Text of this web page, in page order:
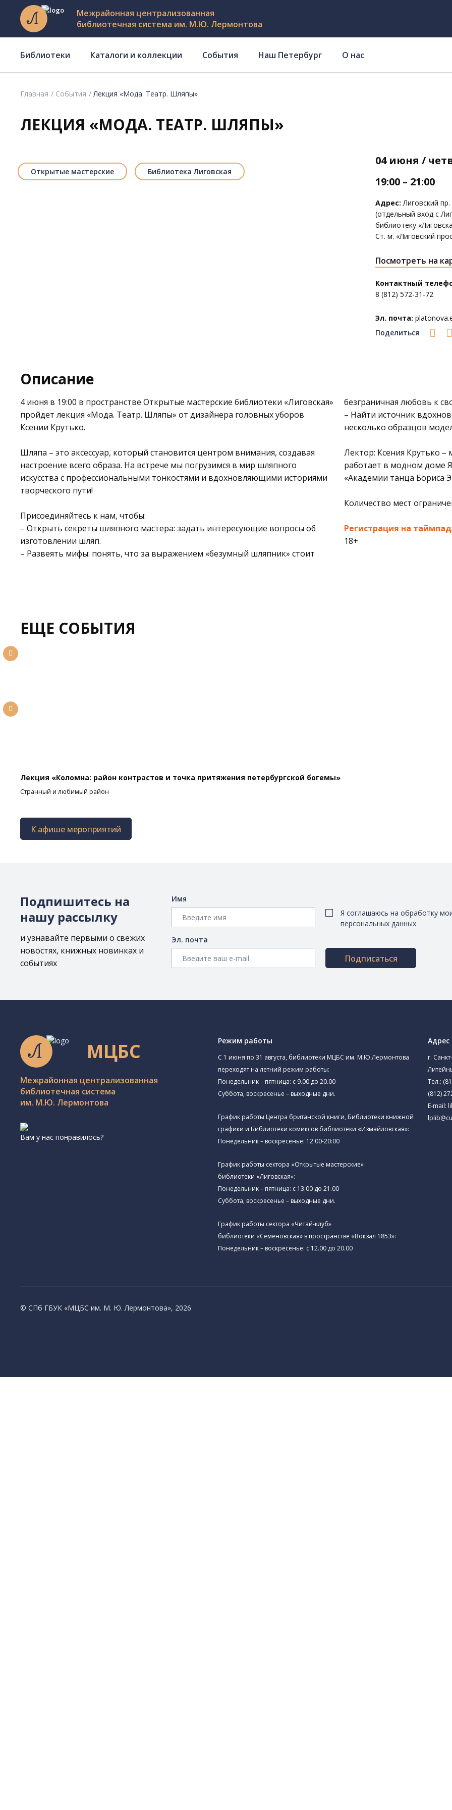
Межрайонная централизованная
библиотечная система им. М.Ю. Лермонтова
Библиотеки Каталоги и коллекции События Наш Петербург О нас
Главная События Лекция «Мода. Театр. Шляпы»
ЛЕКЦИЯ «МОДА. ТЕАТР. ШЛЯПЫ»
Открытые мастерские Библиотека Лиговская
04 июня /
19:00 – 21:00
Адрес: Лиговский пр.
(отдельный вход с
библиотеку
Ст. м. «Лиговский
Посмотреть на
Контактный
8 (812) 572-31-72
Эл. почта:
Поделиться
Описание
4 июня в 19:00 в пространстве Открытые мастерские библиотеки «Лиговская»
пройдет лекция «Мода. Театр. Шляпы» от дизайнера головных уборов
Ксении Крутько.
Шляпа – это аксессуар, который становится центром внимания, создавая
настроение всего образа. На встрече мы погрузимся в мир шляпного
искусства с профессиональными тонкостями и вдохновляющими историями
творческого пути!
Присоединяйтесь к нам, чтобы:
– Открыть секреты шляпного мастера: задать интересующие вопросы об
изготовлении шляп.
– Развеять мифы: понять, что за выражением «безумный шляпник» стоит
безграничная любовь к
– Найти источник
несколько образцов
Лектор: Ксения Крутько
работает в модном доме
«Академии танца Бориса
Количество мест
Регистрация на таймпад
18+
ЕЩЕ СОБЫТИЯ
Лекция «Коломна: район контрастов и точка притяжения петербургской богемы»
Странный и любимый район
К афише мероприятий
Подпишитесь на
нашу рассылку
и узнавайте первыми о свежих
новостях, книжных новинках и
событиях
Имя
Эл. почта
Я соглашаюсь на обработку
персональных данных
Подписаться
МЦБС
Межрайонная централизованная
библиотечная система
им. М.Ю. Лермонтова
Вам у нас понравилось?
Режим работы
C 1 июня по 31 августа, библиотеки МЦБС им. М.Ю.Лермонтова
переходят на летний режим работы:
Понедельник – пятница: с 9.00 до 20.00
Суббота, воскресенье – выходные дни.
График работы Центра британской книги, Библиотеки книжной
графики и Библиотеки комиксов библиотеки «Измайловская»:
Понедельник – воскресенье: 12:00-20:00
График работы сектора «Открытые мастерские»
библиотеки «Лиговская»:
Понедельник – пятница: с 13.00 до 21.00⁠
Суббота, воскресенье – выходные дни.
График работы сектора «Читай-клуб»
библиотеки «Семеновская» в пространстве «Вокзал 1853»:
Понедельник – воскресенье: с 12.00 до 20.00
Адрес
г.
Тел.:
(812)
E-mail:
© CПб ГБУК «МЦБС им. М. Ю. Лермонтова», 2026